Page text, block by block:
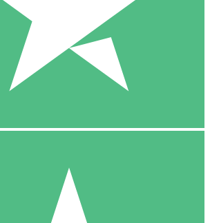
10 00
10 Downloads
20 00